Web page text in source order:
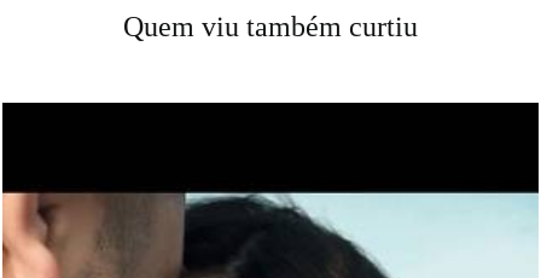
Quem viu também curtiu